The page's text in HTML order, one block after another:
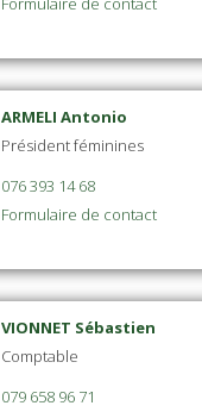
ARMELI Antonio
Président féminines
076 393 14 68
Formulaire de contact
VIONNET Sébastien
Comptable
079 658 96 71